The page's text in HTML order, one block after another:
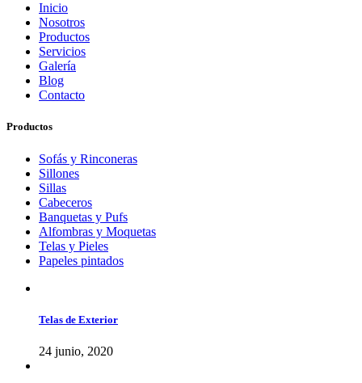
Inicio
Nosotros
Productos
Servicios
Galería
Blog
Contacto
Productos
Sofás y Rinconeras
Sillones
Sillas
Cabeceros
Banquetas y Pufs
Alfombras y Moquetas
Telas y Pieles
Papeles pintados
Telas de Exterior
24 junio, 2020